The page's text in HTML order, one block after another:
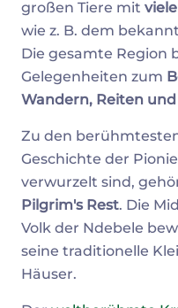
großen Tiere mit
wie z. B. dem
Die gesamte Region
Gelegenheiten zum
Wandern, Reiten
Zu den
Geschichte der
verwurzelt sind,
Pilgrim's Rest. Die
Volk der Ndebele
seine traditionelle
Häuser.